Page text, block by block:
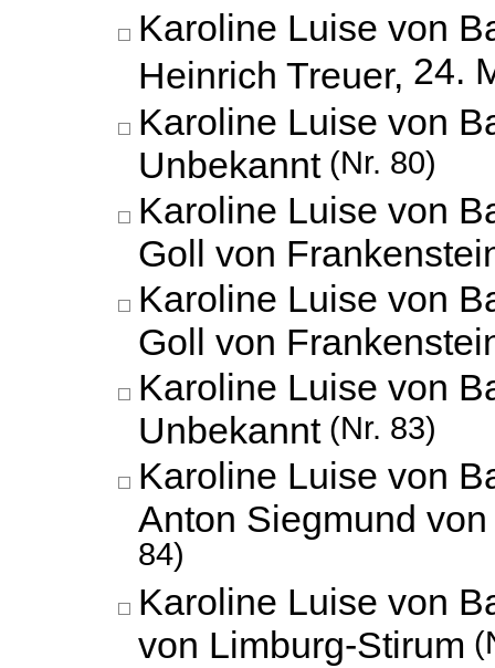
Karoline Luise von
Heinrich Treuer, 24.
Karoline Luise von
Unbekannt (Nr. 80)
Karoline Luise von
Goll von
Karoline Luise von
Goll von
Karoline Luise von
Unbekannt (Nr. 83)
Karoline Luise von
Anton Siegmund
84)
Karoline Luise von
von Limburg-Stirum